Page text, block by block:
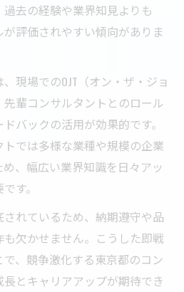
去の経験や業界知見よりも
が評価されやすい傾向がありま
現場でのOJT（オン・ザ・ジョ
輩コンサルタントとのロール
バックの活用が効果的です。
では多様な業種や規模の企業
、幅広い業界知識を日々アッ
す。
れているため、納期遵守や品
欠かせません。こうした即戦
、競争激化する東京都のコン
とキャリアアップが期待でき